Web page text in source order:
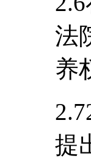
法
养
提